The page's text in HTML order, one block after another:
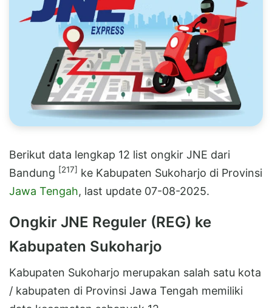
Berikut data lengkap 12 list ongkir JNE dari
Bandung [217] ke Kabupaten Sukoharjo di Provinsi
Jawa Tengah, last update 07-08-2025.
Ongkir JNE Reguler (REG) ke
Kabupaten Sukoharjo
Kabupaten Sukoharjo merupakan salah satu kota
/ kabupaten di Provinsi Jawa Tengah memiliki